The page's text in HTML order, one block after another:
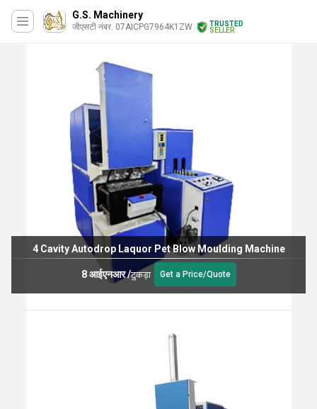
G.S. Machinery
जीएसटी नंबर. 07AICPG7964K1ZW
TRUSTED
SELLER
4 Cavity Autodrop Laquor Pet Blow Moulding Machine
8 आईएनआर/टुकड़ा Get a Price/Quote